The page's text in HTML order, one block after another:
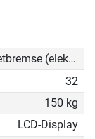
Magnetbremse (elektronisch)
32
150 kg
LCD-Display